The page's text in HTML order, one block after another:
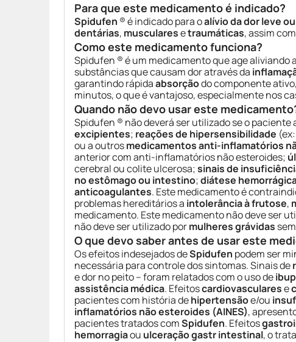
Para que este medicamento é indicado?
Spidufen ® é indicado para oalívio da dor leve
dentárias, muscularesetraumáticas, assim
Como este medicamento funciona?
Spidufen ® é um medicamento que age aliviando a
substâncias que causam dor através da
garantindo rápidaabsorçãodo componente
minutos, o que é vantajoso, especialmente nos
Quando não devo usar este
Spidufen ® não deverá ser utilizado se o paciente
excipientes; reações de hipersensibilidade
ou a outrosmedicamentos anti-inflamatórios
anterior com anti-inflamatórios não esteroides;
cerebral ou colite ulcerosa;sinais de
no estômago ou intestino;diátese
anticoagulantes. Este medicamento é
problemas hereditários a intolerância à frutose,
medicamento. Este medicamento não deve ser
não deve ser utilizado pormulheres grávidas
O que devo saber antes de usar este
Os efeitos indesejados deSpidufen podem ser
necessária para controle dos sintomas. Sinais de
e dor no peito – foram relatados com o uso de
assistência médica. Efeitoscardiovascularese
pacientes com história dehipertensãoe/ou
inflamatórios não esteroides (AINES),
pacientes tratados comSpidufen. Efeitos
hemorragiaou ulceração gastr intestinal, o